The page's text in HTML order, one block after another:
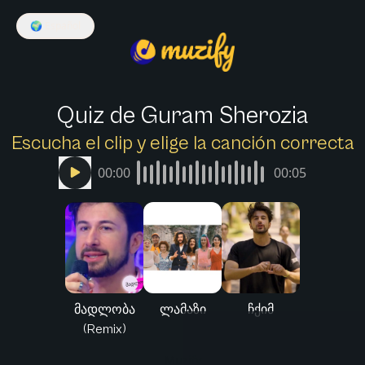
🌍
Quiz de Guram Sherozia
Escucha el clip y elige la canción correcta
00:00 00:05
მადლობა
(Remix)
ლამაზი ჩქიმ